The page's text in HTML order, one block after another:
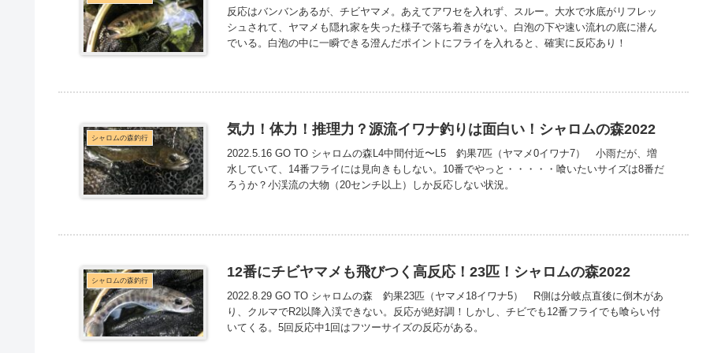
反応はバンバンあるが、チビヤマメ。あえてアワセを入れず、スルー。大水で水底がリフレッ
シュされて、ヤマメも隠れ家を失った様子で落ち着きがない。白泡の下や速い流れの底に潜ん
でいる。白泡の中に一瞬できる澄んだポイントにフライを入れると、確実に反応あり！
シャロムの森釣行
気力！体力！推理力？源流イワナ釣りは面白い！シャロムの森2022
2022.5.16 GO TO シャロムの森L4中間付近〜L5 釣果7匹（ヤマメ0イワナ7） 小雨だが、増
水していて、14番フライには見向きもしない。10番でやっと・・・・・喰いたいサイズは8番だ
ろうか？小渓流の大物（20センチ以上）しか反応しない状況。
シャロムの森釣行
12番にチビヤマメも飛びつく高反応！23匹！シャロムの森2022
2022.8.29 GO TO シャロムの森 釣果23匹（ヤマメ18イワナ5） R側は分岐点直後に倒木があ
り、クルマでR2以降入渓できない。反応が絶好調！しかし、チビでも12番フライでも喰らい付
いてくる。5回反応中1回はフツーサイズの反応がある。